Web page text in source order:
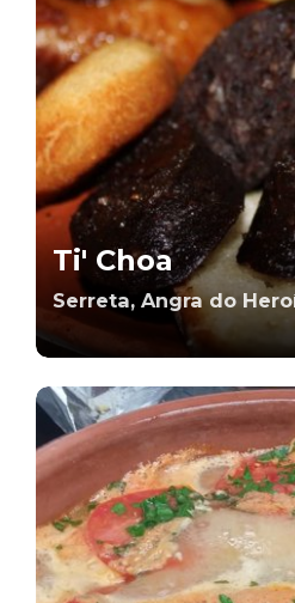
Ti' Choa
Serreta, Angra do